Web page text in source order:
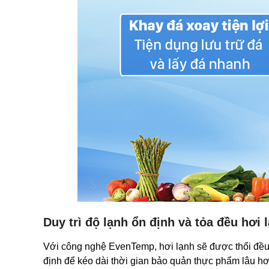
Duy trì độ lạnh ổn định và tỏa đều hơi
Với công nghệ EvenTemp, hơi lạnh sẽ được thổi
định để kéo dài thời gian bảo quản thực phẩm lâu